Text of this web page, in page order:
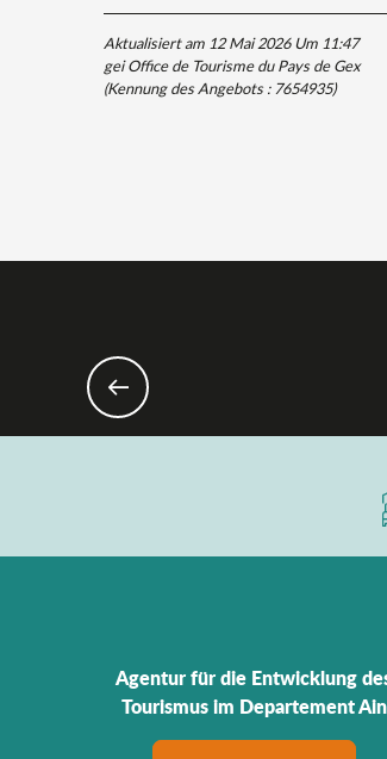
Aktualisiert am 12 Mai 2026 Um 11:47
gei Office de Tourisme du Pays de Gex
(Kennung des Angebots :7654935)
Agentur für die Entwicklung
Tourismus im Departement Ain